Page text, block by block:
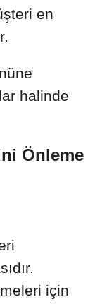
en
halinde
Önleme
için